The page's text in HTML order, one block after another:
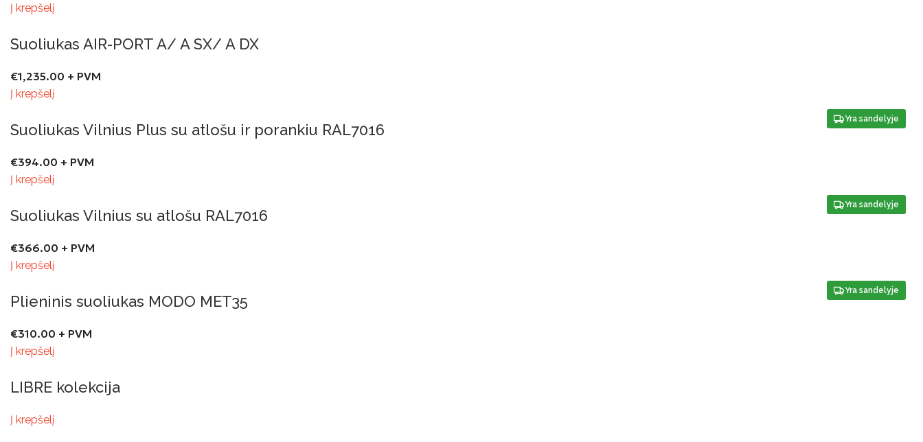
Į krepšelį
Suoliukas AIR-PORT A/ A SX/ A DX
€1,235.00 + PVM
Į krepšelį
Yra sandelyje
Suoliukas Vilnius Plus su atlošu ir porankiu RAL7016
€394.00 + PVM
Į krepšelį
Yra sandelyje
Suoliukas Vilnius su atlošu RAL7016
€366.00 + PVM
Į krepšelį
Yra sandelyje
Plieninis suoliukas MODO MET35
€310.00 + PVM
Į krepšelį
LIBRE kolekcija
Į krepšelį